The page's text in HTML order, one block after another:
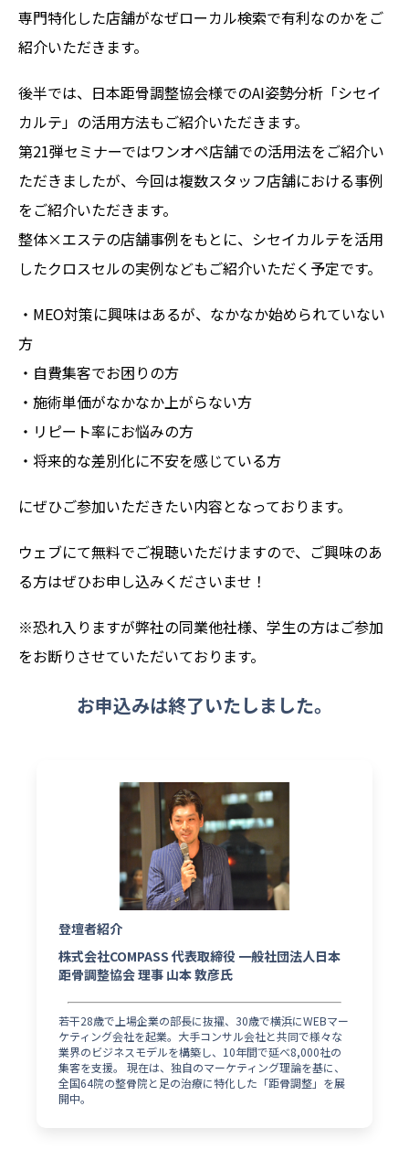
専門特化した店舗がなぜローカル検索で有利なのかをご
紹介いただきます。
後半では、日本距骨調整協会様でのAI姿勢分析「シセイ
カルテ」の活用方法もご紹介いただきます。
第21弾セミナーではワンオペ店舗での活用法をご紹介い
ただきましたが、今回は複数スタッフ店舗における事例
をご紹介いただきます。
整体×エステの店舗事例をもとに、シセイカルテを活用
したクロスセルの実例などもご紹介いただく予定です。
・MEO対策に興味はあるが、なかなか始められていない
方
・自費集客でお困りの方
・施術単価がなかなか上がらない方
・リピート率にお悩みの方
・将来的な差別化に不安を感じている方
にぜひご参加いただきたい内容となっております。
ウェブにて無料でご視聴いただけますので、ご興味のあ
る方はぜひお申し込みくださいませ！
※恐れ入りますが弊社の同業他社様、学生の方はご参加
をお断りさせていただいております。
お申込みは終了いたしました。
登壇者紹介
株式会社COMPASS 代表取締役 一般社団法人日本
距骨調整協会 理事 山本 敦彦氏
若干28歳で上場企業の部長に抜擢、30歳で横浜にWEBマー
ケティング会社を起業。大手コンサル会社と共同で様々な
業界のビジネスモデルを構築し、10年間で延べ8,000社の
集客を支援。 現在は、独自のマーケティング理論を基に、
全国64院の整骨院と足の治療に特化した「距骨調整」を展
開中。